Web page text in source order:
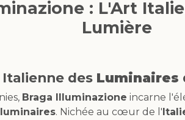
: L'Art
Lumière
des Luminaires
Braga Illuminazione incarne
luminaires. Nichée au cœur de l'